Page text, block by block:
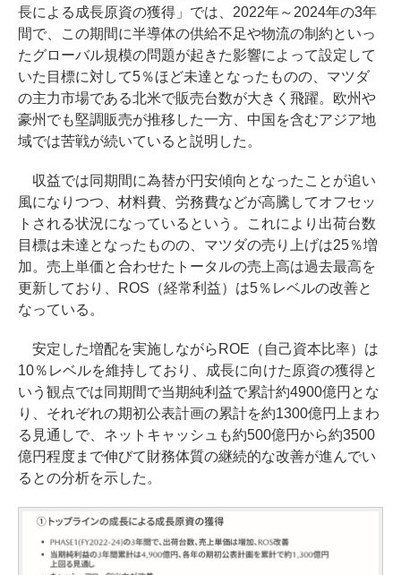
長による成長原資の獲得」では、2022年～2024年の3年
間で、この期間に半導体の供給不足や物流の制約といっ
たグローバル規模の問題が起きた影響によって設定して
いた目標に対して5％ほど未達となったものの、マツダ
の主力市場である北米で販売台数が大きく飛躍。欧州や
豪州でも堅調販売が推移した一方、中国を含むアジア地
域では苦戦が続いていると説明した。
収益では同期間に為替が円安傾向となったことが追い
風になりつつ、材料費、労務費などが高騰してオフセッ
トされる状況になっているという。これにより出荷台数
目標は未達となったものの、マツダの売り上げは25％増
加。売上単価と合わせたトータルの売上高は過去最高を
更新しており、ROS（経常利益）は5％レベルの改善と
なっている。
安定した増配を実施しながらROE（自己資本比率）は
10％レベルを維持しており、成長に向けた原資の獲得と
いう観点では同期間で当期純利益で累計約4900億円とな
り、それぞれの期初公表計画の累計を約1300億円上まわ
る見通しで、ネットキャッシュも約500億円から約3500
億円程度まで伸びて財務体質の継続的な改善が進んでい
るとの分析を示した。